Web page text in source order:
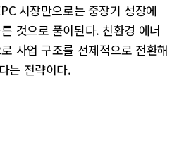
시장만으로는 중장기 성장에
것으로 풀이된다. 친환경 에너
사업 구조를 선제적으로 전환해
는 전략이다.